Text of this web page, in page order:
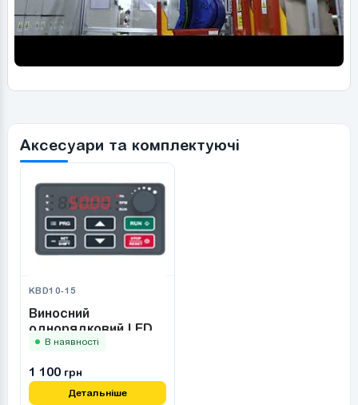
Аксесуари та комплектуючі
KBD10-15
Виносний
однорядковий LED-
пульт керування
В наявності
1 100 грн
Детальніше